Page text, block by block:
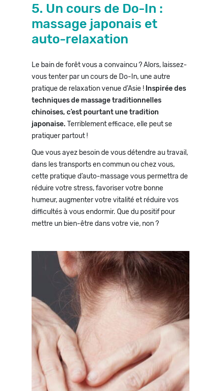
5. Un cours de Do-In :
massage japonais et
auto-relaxation
Le bain de forêt vous a convaincu ? Alors, laissez-
vous tenter par un cours de Do-In, une autre
pratique de relaxation venue d’Asie ! Inspirée des
techniques de massage traditionnelles
chinoises, c’est pourtant une tradition
japonaise. Terriblement efficace, elle peut se
pratiquer partout !
Que vous ayez besoin de vous détendre au travail,
dans les transports en commun ou chez vous,
cette pratique d’auto-massage vous permettra de
réduire votre stress, favoriser votre bonne
humeur, augmenter votre vitalité et réduire vos
difficultés à vous endormir. Que du positif pour
mettre un bien-être dans votre vie, non ?